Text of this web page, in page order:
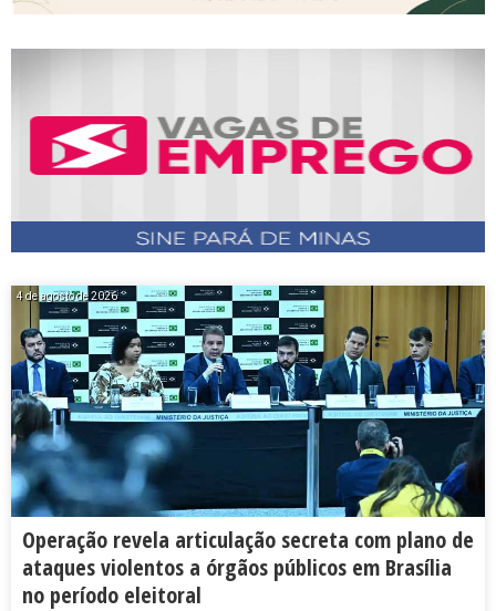
4 de agosto de 2026
Operação revela articulação secreta com plano de
ataques violentos a órgãos públicos em Brasília
no período eleitoral